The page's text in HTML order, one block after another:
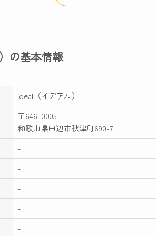
の基本情報
ideal（イデアル）
〒646-0005
和歌山県田辺市秋津町690-7
-
-
-
-
-